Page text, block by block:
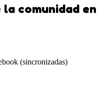
comunidad en
(sincronizadas)